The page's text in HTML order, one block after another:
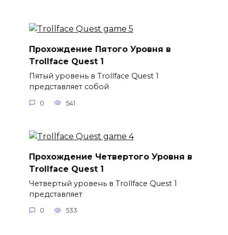
Прохождение Пятого Уровня в
Trollface Quest 1
Пятый уровень в Trollface Quest 1
представляет собой
0 541
Прохождение Четвертого Уровня в
Trollface Quest 1
Четвертый уровень в Trollface Quest 1
представляет
0 533